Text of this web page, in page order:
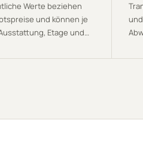
Werte beziehen
und können je
Etage und…